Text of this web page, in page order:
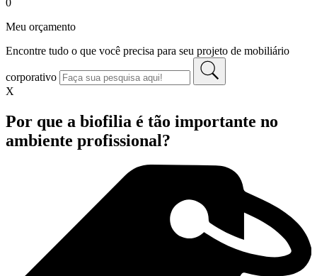
0
Meu orçamento
Encontre tudo o que você precisa para seu projeto de mobiliário
corporativo
X
Por que a biofilia é tão importante no
ambiente profissional?